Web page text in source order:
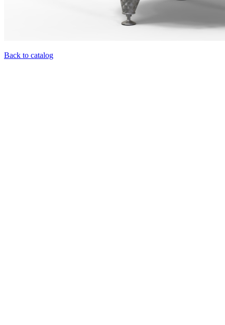
Back to catalog